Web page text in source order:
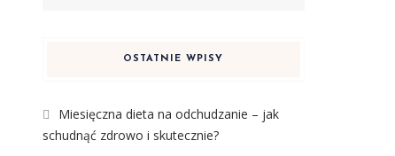
OSTATNIE WPISY
Miesięczna dieta na odchudzanie – jak
schudnąć zdrowo i skutecznie?